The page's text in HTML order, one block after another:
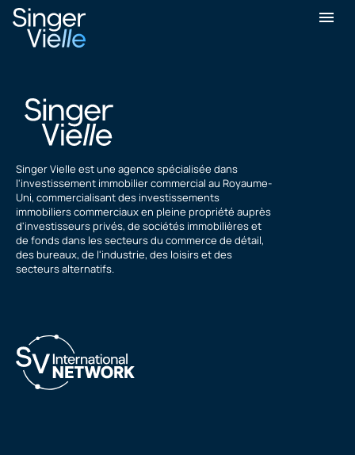
Philippe Smith
Singer Vielle est une agence spécialisée dans
l'investissement immobilier commercial au Royaume-
Uni, commercialisant des investissements
immobiliers commerciaux en pleine propriété auprès
d'investisseurs privés, de sociétés immobilières et
de fonds dans les secteurs du commerce de détail,
des bureaux, de l'industrie, des loisirs et des
secteurs alternatifs.